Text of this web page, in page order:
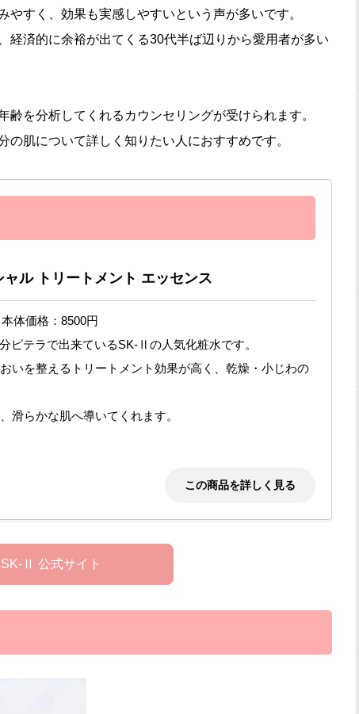
やすく、効果も実感しやすいという声が多いです。
経済的に余裕が出てくる30代半ば辺りから愛用者が多い
齢を分析してくれるカウンセリングが受けられます。
肌について詳しく知りたい人におすすめです。
ャル トリートメント エッセンス
体価格：8500円
ピテラで出来ているSK-Ⅱの人気化粧水です。
いを整えるトリートメント効果が高く、乾燥・小じわの
滑らかな肌へ導いてくれます。
この商品を詳しく見る
SK-Ⅱ 公式サイト